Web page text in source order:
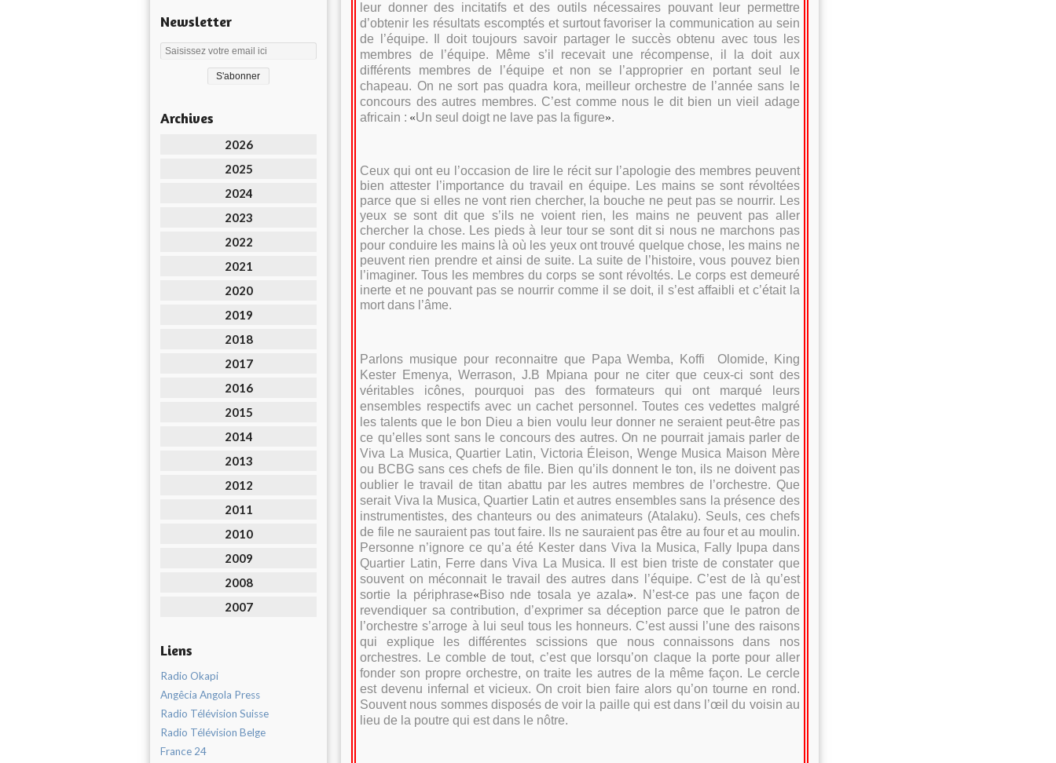
Newsletter
Archives
2026
2025
2024
2023
2022
2021
2020
2019
2018
2017
2016
2015
2014
2013
2012
2011
2010
2009
2008
2007
Liens
Radio Okapi
Angêcia Angola Press
Radio Télévision Suisse
Radio Télévision Belge
France 24
leur donner des incitatifs et des outils nécessaires pouvant leur permettre
d’obtenir les résultats escomptés et surtout favoriser la communication au sein
de l’équipe. Il doit toujours savoir partager le succès obtenu avec tous les
membres de l’équipe. Même s’il recevait une récompense, il la doit aux
différents membres de l’équipe et non se l’approprier en portant seul le
chapeau. On ne sort pas quadra kora, meilleur orchestre de l’année sans le
concours des autres membres. C’est comme nous le dit bien un vieil adage
africain : «Un seul doigt ne lave pas la figure».
Ceux qui ont eu l’occasion de lire le récit sur l’apologie des membres peuvent
bien attester l’importance du travail en équipe. Les mains se sont révoltées
parce que si elles ne vont rien chercher, la bouche ne peut pas se nourrir. Les
yeux se sont dit que s’ils ne voient rien, les mains ne peuvent pas aller
chercher la chose. Les pieds à leur tour se sont dit si nous ne marchons pas
pour conduire les mains là où les yeux ont trouvé quelque chose, les mains ne
peuvent rien prendre et ainsi de suite. La suite de l’histoire, vous pouvez bien
l’imaginer. Tous les membres du corps se sont révoltés. Le corps est demeuré
inerte et ne pouvant pas se nourrir comme il se doit, il s’est affaibli et c’était la
mort dans l’âme.
Parlons musique pour reconnaitre que Papa Wemba, Koffi Olomide, King
Kester Emenya, Werrason, J.B Mpiana pour ne citer que ceux-ci sont des
véritables icônes, pourquoi pas des formateurs qui ont marqué leurs
ensembles respectifs avec un cachet personnel. Toutes ces vedettes malgré
les talents que le bon Dieu a bien voulu leur donner ne seraient peut-être pas
ce qu’elles sont sans le concours des autres. On ne pourrait jamais parler de
Viva La Musica, Quartier Latin, Victoria Éleison, Wenge Musica Maison Mère
ou BCBG sans ces chefs de file. Bien qu’ils donnent le ton, ils ne doivent pas
oublier le travail de titan abattu par les autres membres de l’orchestre. Que
serait Viva la Musica, Quartier Latin et autres ensembles sans la présence des
instrumentistes, des chanteurs ou des animateurs (Atalaku). Seuls, ces chefs
de file ne sauraient pas tout faire. Ils ne sauraient pas être au four et au moulin.
Personne n’ignore ce qu’a été Kester dans Viva la Musica, Fally Ipupa dans
Quartier Latin, Ferre dans Viva La Musica. Il est bien triste de constater que
souvent on méconnait le travail des autres dans l’équipe. C’est de là qu’est
sortie la périphrase« Biso nde tosala ye azala». N’est-ce pas une façon de
revendiquer sa contribution, d’exprimer sa déception parce que le patron de
l’orchestre s’arroge à lui seul tous les honneurs. C’est aussi l’une des raisons
qui explique les différentes scissions que nous connaissons dans nos
orchestres. Le comble de tout, c’est que lorsqu’on claque la porte pour aller
fonder son propre orchestre, on traite les autres de la même façon. Le cercle
est devenu infernal et vicieux. On croit bien faire alors qu’on tourne en rond.
Souvent nous sommes disposés de voir la paille qui est dans l’œil du voisin au
lieu de la poutre qui est dans le nôtre.